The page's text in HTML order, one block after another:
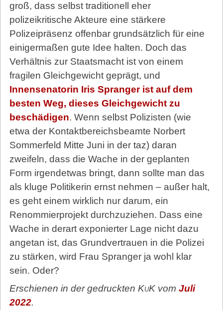
groß, dass selbst traditionell eher
polizeikritische Akteure eine stärkere
Polizeipräsenz offenbar grundsätzlich für eine
einigermaßen gute Idee halten. Doch das
Verhältnis zur Staatsmacht ist von einem
fragilen Gleichgewicht geprägt, und
Innensenatorin Iris Spranger ist auf dem
besten Weg, dieses Gleichgewicht zu
beschädigen. Wenn selbst Polizisten (wie
etwa der Kontaktbereichsbeamte Norbert
Sommerfeld Mitte Juni in der taz) daran
zweifeln, dass die Wache in der geplanten
Form irgendetwas bringt, dann sollte man das
als kluge Politikerin ernst nehmen – außer halt,
es geht einem wirklich nur darum, ein
Renommierprojekt durchzuziehen. Dass eine
Wache in derart exponierter Lage nicht dazu
angetan ist, das Grundvertrauen in die Polizei
zu stärken, wird Frau Spranger ja wohl klar
sein. Oder?
Erschienen in der gedruckten KuKvom Juli
2022.